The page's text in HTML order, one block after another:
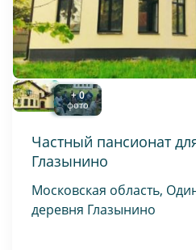
+ 0
фото
Частный пансионат
Глазынино
Московская область,
деревня Глазынино